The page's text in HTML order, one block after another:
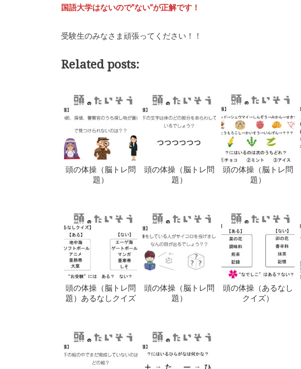
国語大学はないので”ない”が正解です！
受験生のみなさま頑張ってください！！
Related posts:
頭の体操（脳トレ問
題）
頭の体操（脳トレ問
題）
頭の体操（脳トレ問
題）
頭の体操（脳トレ問
題）あるなしクイズ
頭の体操（脳トレ問
題）
頭の体操（あるなし
クイズ）